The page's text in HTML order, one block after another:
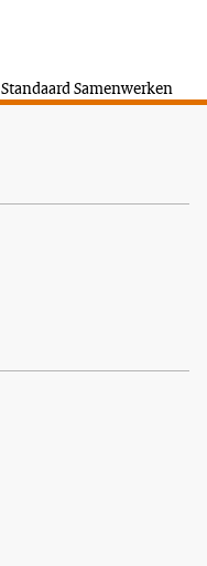
Standaard Samenwerken